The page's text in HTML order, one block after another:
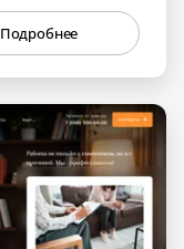
Подробнее